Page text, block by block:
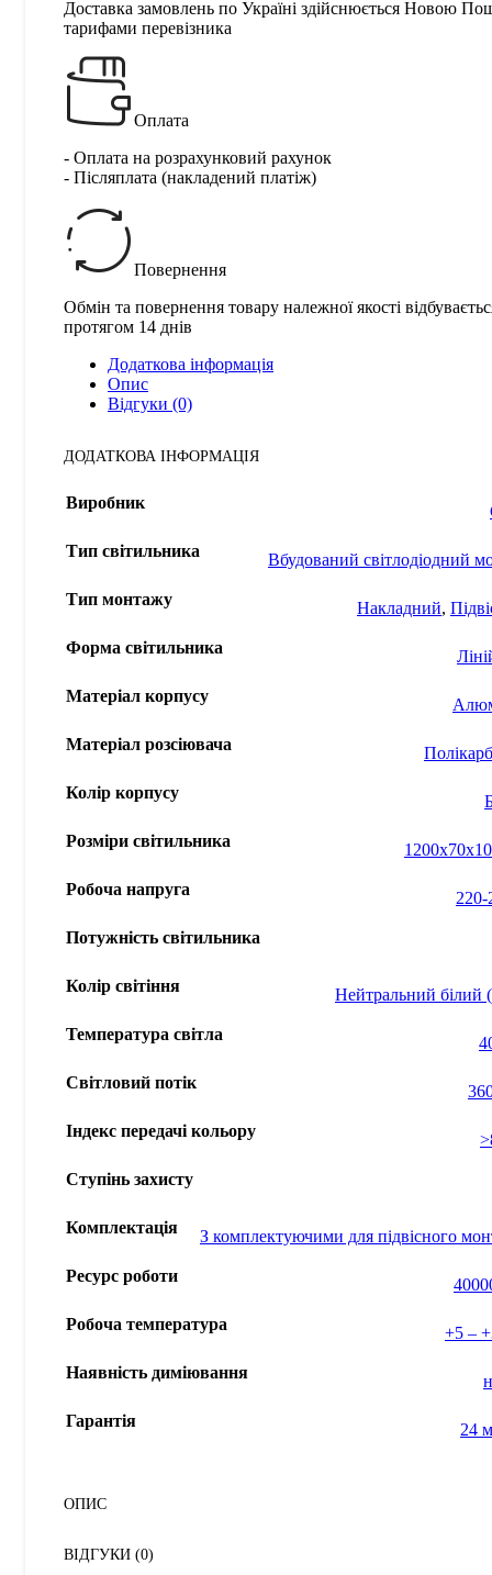
Доставка замовлень по Україні здійснюється Новою
тарифами перевізника
Оплата
- Оплата на розрахунковий рахунок
- Післяплата (накладений платіж)
Повернення
Обмін та повернення товару належної якості
протягом 14 днів
Додаткова інформація
Опис
Відгуки (0)
ДОДАТКОВА ІНФОРМАЦІЯ
Виробник
Тип світильника Вбудований світлодіодний
Тип монтажу Накладний,
Форма світильника
Матеріал корпусу
Матеріал розсіювача
Колір корпусу
Розміри світильника
Робоча напруга
Потужність світильника
Колір світіння Нейтральний білий
Температура світла
Світловий потік
Індекс передачі кольору
Ступінь захисту
Комплектація З комплектуючими для підвісного
Ресурс роботи
Робоча температура +5 –
Наявність диміювання
Гарантія 24
ОПИС
ВІДГУКИ (0)